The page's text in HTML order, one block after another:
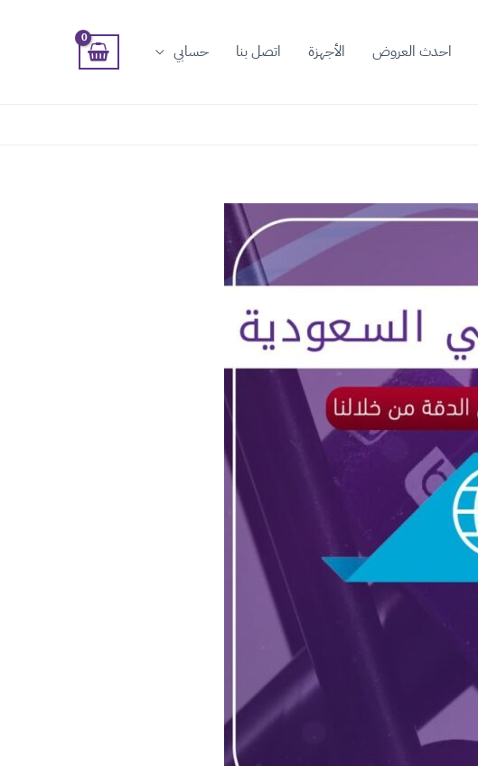
احدث العروض الأجهزة اتصل بنا حسابي